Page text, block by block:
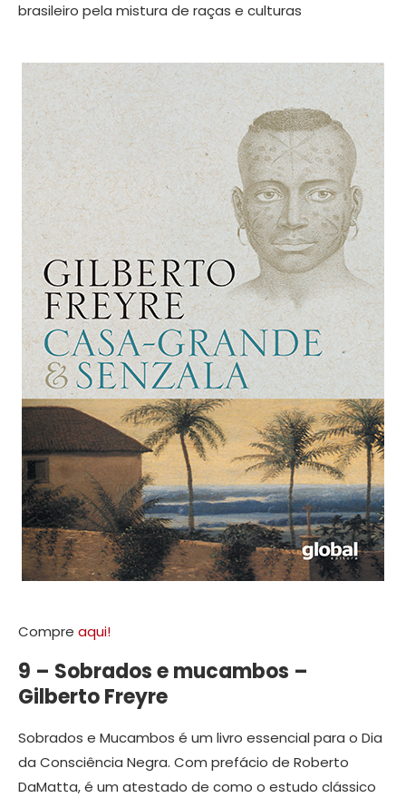
brasileiro pela mistura de raças e culturas
Compre aqui!
9 – Sobrados e mucambos –
Gilberto Freyre
Sobrados e Mucambos é um livro essencial para o Dia
da Consciência Negra. Com prefácio de Roberto
DaMatta, é um atestado de como o estudo clássico